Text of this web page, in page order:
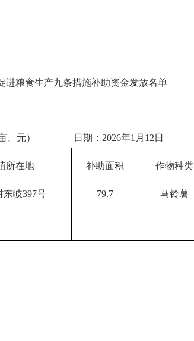
进粮食生产九条措施补助资金发放名单
、元） 日期：2026年1月12日
所在地 补助面积 作物种类
东岐397号 79.7 马铃薯